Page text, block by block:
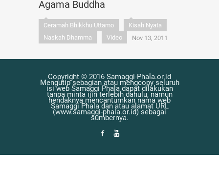
Agama Buddha
Ceramah Bhikkhu Uttamo
Kisah Nyata
Naskah Dhamma
Video Nov 13, 2011
Copyright © 2016 Samaggi-Phala.or.id
Mengutip sebagian atau mengcopy seluruh
isi web Samaggi Phala dapat dilakukan
tanpa minta ijin terlebih dahulu, namun
hendaknya mencantumkan nama web
Samaggi Phala dan atau alamat URL
(www.samaggi-phala.or.id) sebagai
sumbernya.